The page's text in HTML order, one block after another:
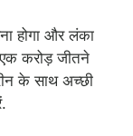
होगा और लंका
एक करोड़ जीतने
के साथ अच्छी